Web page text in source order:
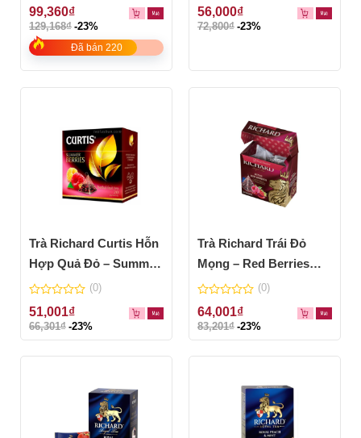
0
out
of
5
99,360₫
129,168₫ -23%
Đã bán 220
0
out
of
56,000₫
72,800₫ -23%
Trà Richard Curtis Hỗn
Hợp Quả Đỏ – Summer
Berries 34g (20 túi lọc)
0
out
of
(0)
51,001₫
66,301₫ -23%
Trà Richard Trái Đỏ
Mọng – Red Berries
34g (20 túi lọc)
0
out
of
(0)
64,001₫
83,201₫ -23%